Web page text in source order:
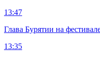
13:47
Глава Бурятии на
13:35